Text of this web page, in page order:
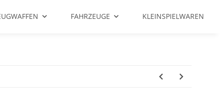
FAHRZEUGE KLEINSPIELWAREN